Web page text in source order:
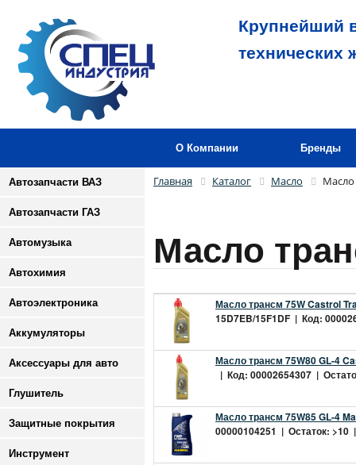
Крупнейший
технических
О Компании Бренды
Автозапчасти ВАЗ
Автозапчасти ГАЗ
Автомузыка
Автохимия
Автоэлектроника
Аккумуляторы
Аксессуары для авто
Глушитель
Защитные покрытия
Инструмент
Главная Каталог Масло
Масло
Масло трансм 75W Castrol
15D7EB/15F1DF | Код:
Масло трансм 75W80 GL-4
| Код: 00002654307 |
Масло трансм 75W85 GL-4
00000104251 | Остаток: >10